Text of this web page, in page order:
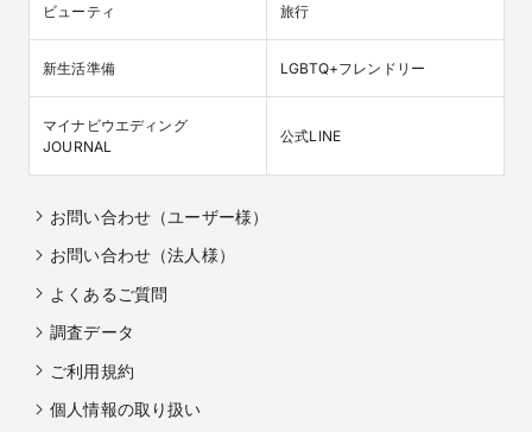
ビューティ 旅行
新生活準備 LGBTQ+フレンドリー
マイナビウエディング
JOURNAL
公式LINE
お問い合わせ（ユーザー様）
お問い合わせ（法人様）
よくあるご質問
調査データ
ご利用規約
個人情報の取り扱い